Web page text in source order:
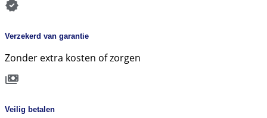
Verzekerd van garantie
Zonder extra kosten of zorgen
Veilig betalen